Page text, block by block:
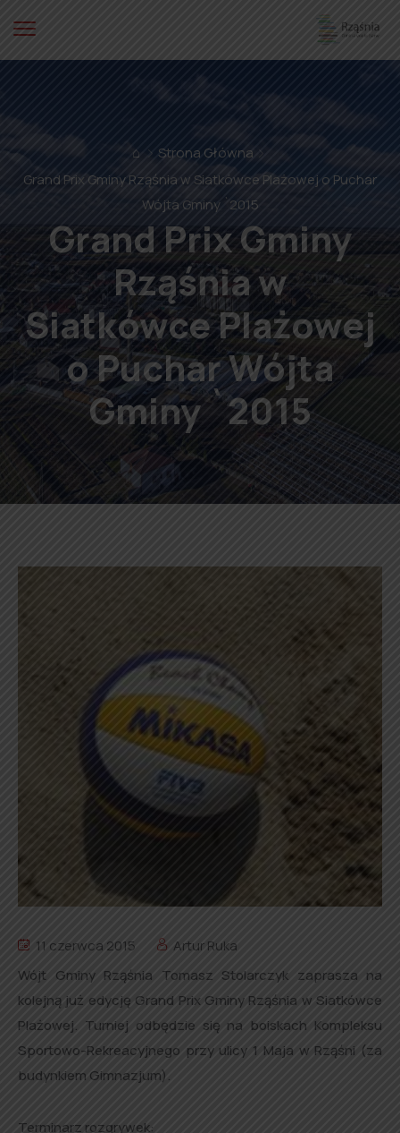
⌂
Strona Główna
Grand Prix Gminy Rząśnia w Siatkówce Plażowej o Puchar
Wójta Gminy `2015
Grand Prix Gminy
Rząśnia w
Siatkówce Plażowej
o Puchar Wójta
Gminy `2015
11 czerwca 2015
Artur Ruka
Wójt Gminy Rząśnia Tomasz Stolarczyk zaprasza na
kolejną już edycję Grand Prix Gminy Rząśnia w Siatkówce
Plażowej. Turniej odbędzie się na boiskach Kompleksu
Sportowo-Rekreacyjnego przy ulicy 1 Maja w Rząśni (za
budynkiem Gimnazjum).
Terminarz rozgrywek: